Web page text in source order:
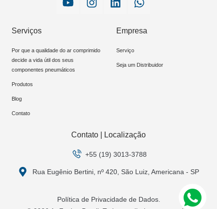
Serviços
Por que a qualidade do ar comprimido
decide a vida útil dos seus
componentes pneumáticos
Produtos
Blog
Contato
Empresa
Serviço
Seja um Distribuidor
Contato | Localização
+55 (19) 3013-3788
Rua Eugênio Bertini, nº 420, São Luiz, Americana - SP
Política de Privacidade de Dados.